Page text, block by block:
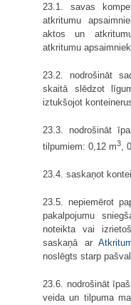
23.1. savas
atkritumu
aktos un
atkritumu
23.2. nodrošināt
skaitā slēdzot
iztukšojot
23.3. nodrošināt
tilpumiem: 0,12 m3,
23.4. saskaņot
23.5. nepiemērot
pakalpojumu
noteikta vai
saskaņā ar
noslēgts starp
23.6. nodrošināt
veida un tilpuma